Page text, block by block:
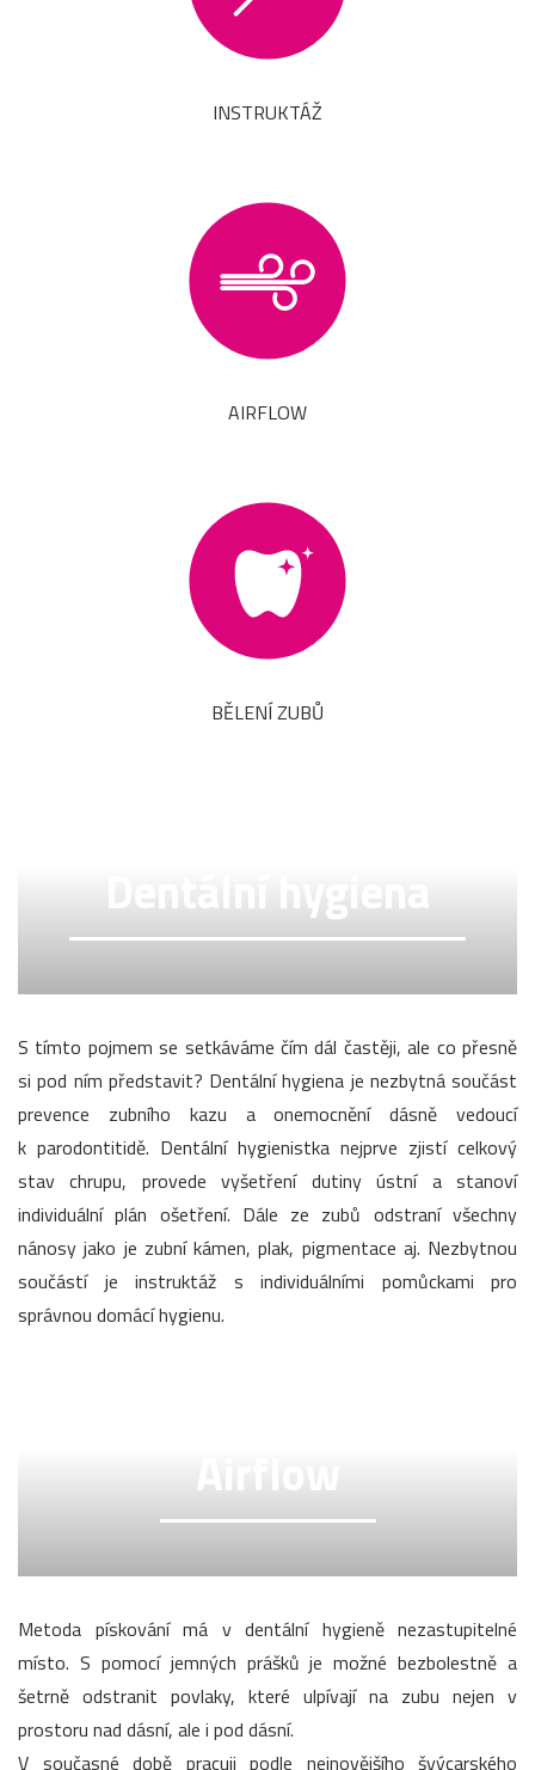
INSTRUKTÁŽ
AIRFLOW
BĚLENÍ ZUBŮ
S tímto pojmem se setkáváme čím dál častěji, ale co přesně
si pod ním představit? Dentální hygiena je nezbytná součást
prevence zubního kazu a onemocnění dásně vedoucí
k parodontitidě. Dentální hygienistka nejprve zjistí celkový
stav chrupu, provede vyšetření dutiny ústní a stanoví
individuální plán ošetření. Dále ze zubů odstraní všechny
nánosy jako je zubní kámen, plak, pigmentace aj. Nezbytnou
součástí je instruktáž s individuálními pomůckami pro
správnou domácí hygienu.
Dentální hygiena
Airflow
Metoda pískování má v dentální hygieně nezastupitelné
místo. S pomocí jemných prášků je možné bezbolestně a
šetrně odstranit povlaky, které ulpívají na zubu nejen v
prostoru nad dásní, ale i pod dásní.
V současné době pracuji podle nejnovějšího švýcarského